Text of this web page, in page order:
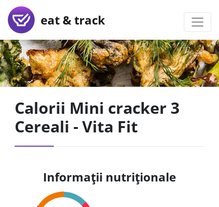
eat & track
Calorii Mini cracker 3
Cereali - Vita Fit
Informații nutriționale